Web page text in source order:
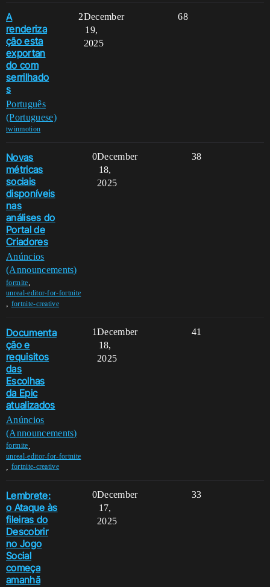
A
renderiza
ção esta
exportan
do com
serrilhado
s
Português
(Portuguese)
twinmotion
2 68
December
19,
2025
Novas
métricas
sociais
disponíveis
nas
análises do
Portal de
Criadores
Anúncios
(Announcements)
fortnite,
unreal-editor-for-fortnite
, fortnite-creative
0 38
December
18,
2025
Documenta
ção e
requisitos
das
Escolhas
da Epic
atualizados
Anúncios
(Announcements)
fortnite
unreal-editor-for-fortnite
fortnite-creative
1 41
December
18,
2025
Lembrete:
o Ataque às
fileiras do
Descobrir
no Jogo
Social
começa
amanhã
0 33
December
17,
2025